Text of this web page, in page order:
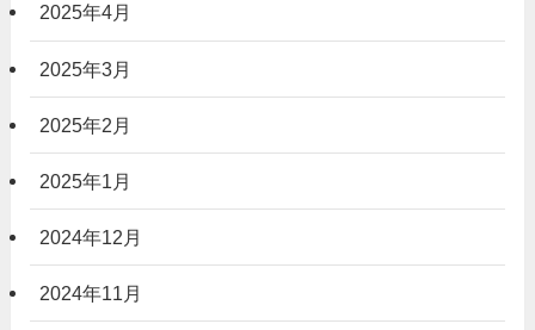
2025年4月
2025年3月
2025年2月
2025年1月
2024年12月
2024年11月